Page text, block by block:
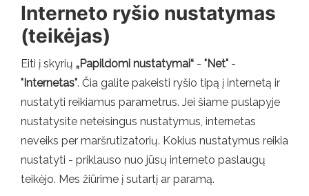
Interneto ryšio nustatymas
(teikėjas)
Eiti į skyrių „Papildomi nustatymai“ - "Net" -
"Internetas". Čia galite pakeisti ryšio tipą į internetą ir
nustatyti reikiamus parametrus. Jei šiame puslapyje
nustatysite neteisingus nustatymus, internetas
neveiks per maršrutizatorių. Kokius nustatymus reikia
nustatyti - priklauso nuo jūsų interneto paslaugų
teikėjo. Mes žiūrime į sutartį ar paramą.